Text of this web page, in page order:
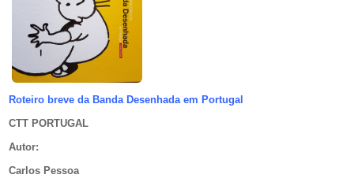
Roteiro breve da Banda Desenhada em Portugal
CTT PORTUGAL
Autor:
Carlos Pessoa